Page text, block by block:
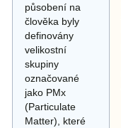
působení na
člověka byly
definovány
velikostní
skupiny
označované
jako PMx
(Particulate
Matter), které